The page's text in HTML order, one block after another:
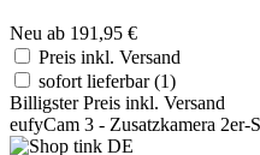
Neu ab 191,95 €
Preis inkl. Versand
sofort lieferbar(1)
Billigster Preis inkl. Versand
eufyCam 3 - Zusatzkamera 2er-